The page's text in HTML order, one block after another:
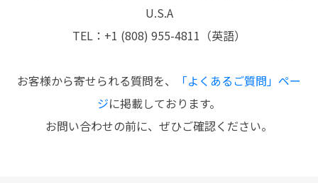
U.S.A
TEL：+1 (808) 955-4811（英語）
お客様から寄せられる質問を、
「よくあるご質問」ペー
ジに掲載しております。
お問い合わせの前に、ぜひご確認ください。